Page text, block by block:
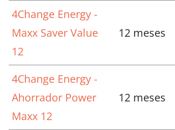
4Change Energy -
Maxx Saver Value
12
12 meses
4Change Energy -
Ahorrador Power
Maxx 12
12 meses